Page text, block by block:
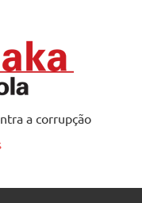
a corrupção